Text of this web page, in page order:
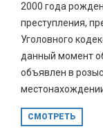
2000 года
преступления,
Уголовного
данный момент
объявлен в
СМОТРЕТЬ